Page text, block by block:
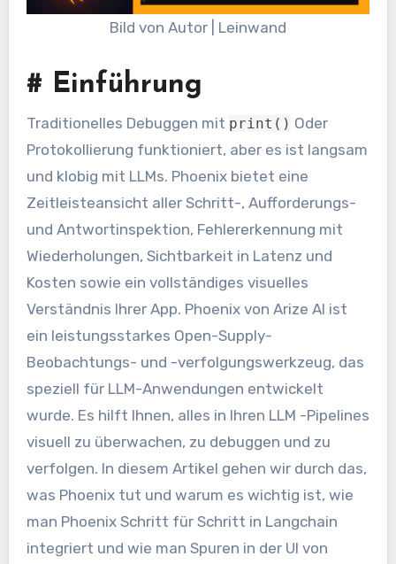
Bild von Autor | Leinwand
# Einführung
Traditionelles Debuggen mit print() Oder
Protokollierung funktioniert, aber es ist langsam
und klobig mit LLMs. Phoenix bietet eine
Zeitleisteansicht aller Schritt-, Aufforderungs-
und Antwortinspektion, Fehlererkennung mit
Wiederholungen, Sichtbarkeit in Latenz und
Kosten sowie ein vollständiges visuelles
Verständnis Ihrer App. Phoenix von Arize AI ist
ein leistungsstarkes Open-Supply-
Beobachtungs- und -verfolgungswerkzeug, das
speziell für LLM-Anwendungen entwickelt
wurde. Es hilft Ihnen, alles in Ihren LLM -Pipelines
visuell zu überwachen, zu debuggen und zu
verfolgen. In diesem Artikel gehen wir durch das,
was Phoenix tut und warum es wichtig ist, wie
man Phoenix Schritt für Schritt in Langchain
integriert und wie man Spuren in der UI von